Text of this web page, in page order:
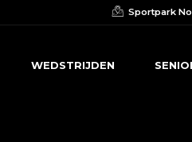
Sportpark
WEDSTRIJDEN